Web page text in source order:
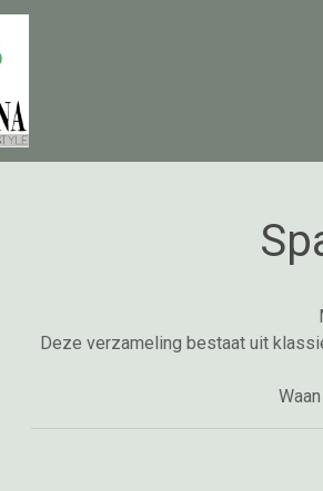
Deze verzameling bestaat uit